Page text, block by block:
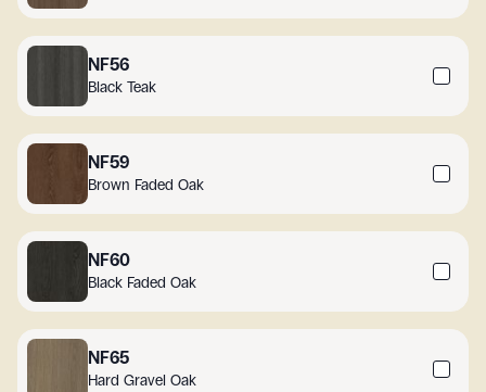
NF56
Black Teak
NF59
Brown Faded Oak
NF60
Black Faded Oak
NF65
Hard Gravel Oak